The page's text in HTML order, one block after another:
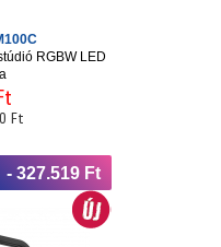
RGBW LED
Ft
- 327.519 Ft